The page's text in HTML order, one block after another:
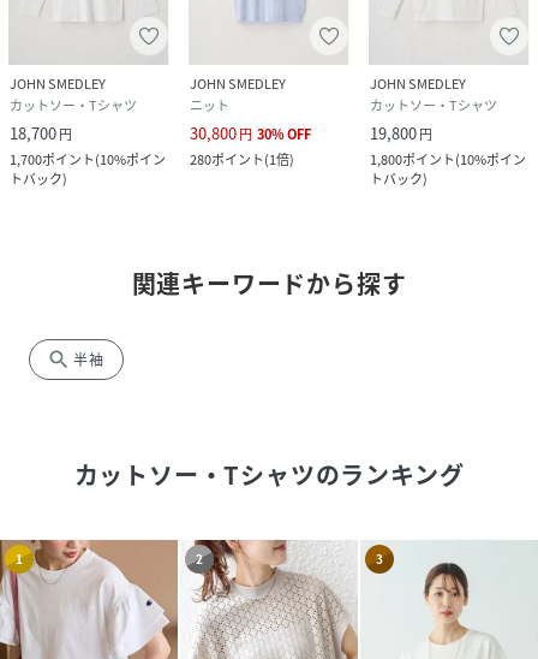
JOHN SMEDLEY
カットソー・Tシャツ
18,700円
1,700ポイント(10%ポイン
トバック)
JOHN SMEDLEY
ニット
30,800円 30%OFF
280ポイント(1倍)
JOHN SMEDLEY
カットソー・Tシャツ
19,800円
1,800ポイント(10%ポイン
トバック)
関連キーワードから探す
search 半袖
カットソー・Tシャツのランキング
1 2 3